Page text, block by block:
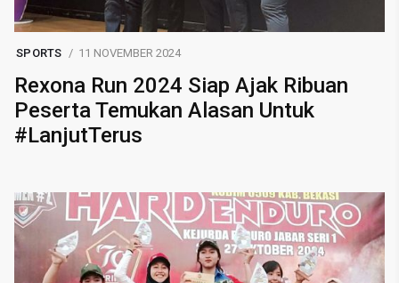
SPORTS 11 NOVEMBER 2024
Rexona Run 2024 Siap Ajak Ribuan
Peserta Temukan Alasan Untuk
#LanjutTerus